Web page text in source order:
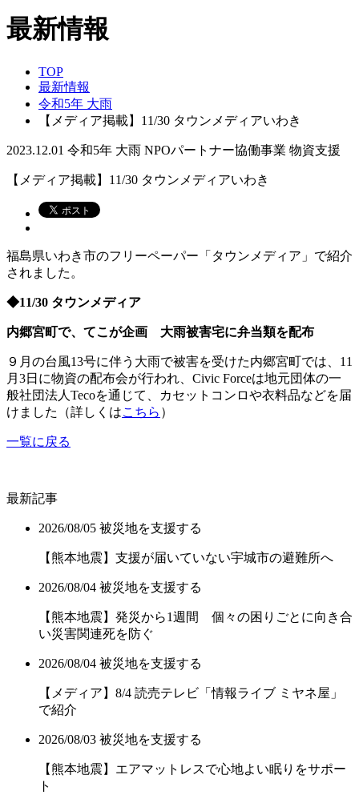
最新情報
TOP
最新情報
令和5年 大雨
【メディア掲載】11/30 タウンメディアいわき
2023.12.01 令和5年 大雨 NPOパートナー協働事業 物資支援
【メディア掲載】11/30 タウンメディアいわき
福島県いわき市のフリーペーパー「タウンメディア」で紹介
されました。
◆11/30 タウンメディア
内郷宮町で、てこが企画 大雨被害宅に弁当類を配布
９月の台風13号に伴う大雨で被害を受けた内郷宮町では、11
月3日に物資の配布会が行われ、Civic Forceは地元団体の一
般社団法人Tecoを通じて、カセットコンロや衣料品などを届
けました（詳しくはこちら ）
一覧に戻る
最新記事
2026/08/05 被災地を支援する
【熊本地震】支援が届いていない宇城市の避難所へ
2026/08/04 被災地を支援する
【熊本地震】発災から1週間 個々の困りごとに向き合
い災害関連死を防ぐ
2026/08/04 被災地を支援する
【メディア】8/4 読売テレビ「情報ライブ ミヤネ屋」
で紹介
2026/08/03 被災地を支援する
【熊本地震】エアマットレスで心地よい眠りをサポー
ト